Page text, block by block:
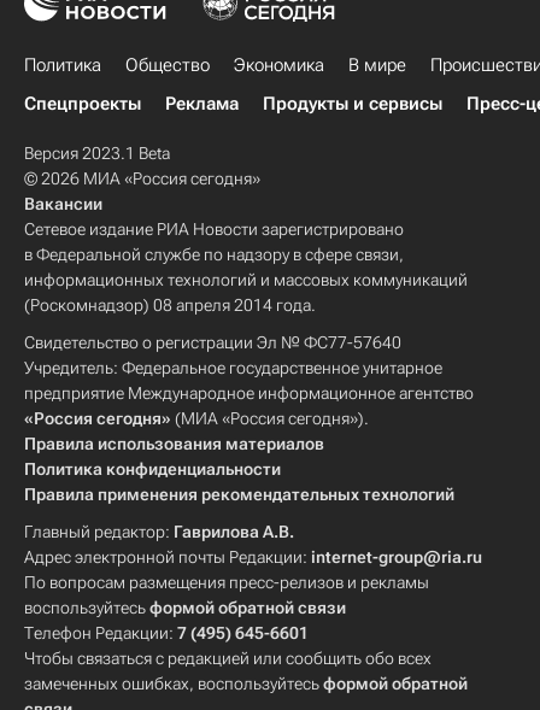
Политика Общество Экономика В мире
Спецпроекты
Реклама Продукты и сервисы Пресс-
Версия 2023.1 Beta
© 2026 МИА «Россия сегодня»
Вакансии
Сетевое издание РИА Новости зарегистрировано
в Федеральной службе по надзору в сфере связи,
информационных технологий и массовых коммуникаций
(Роскомнадзор) 08 апреля 2014 года.
Свидетельство о регистрации Эл № ФС77-57640
Учредитель: Федеральное государственное унитарное
предприятие Международное информационное агентство
«Россия сегодня» (МИА «Россия сегодня»).
Правила использования материалов
Политика конфиденциальности
Правила применения рекомендательных технологий
Главный редактор: Гаврилова А.В.
Адрес электронной почты Редакции: internet-group@ria.ru
По вопросам размещения пресс-релизов и рекламы
воспользуйтесьформой обратной связи
Телефон Редакции: 7 (495) 645-6601
Чтобы связаться с редакцией или сообщить обо всех
замеченных ошибках, воспользуйтесьформой обратной